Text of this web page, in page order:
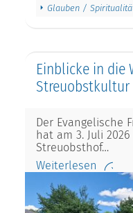
Glauben /
Einblicke in die
Streuobstkultur
Der Evangelische
hat am 3. Juli
Streuobsthof…
Weiterlesen